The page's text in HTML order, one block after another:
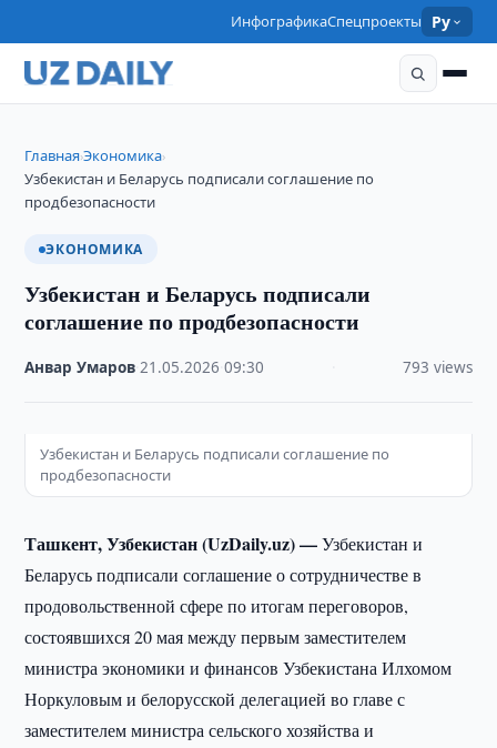
ИнфографикаСпецпроекты Ру
Главная›Экономика›
Узбекистан и Беларусь подписали соглашение по
продбезопасности
ЭКОНОМИКА
Узбекистан и Беларусь подписали
соглашение по продбезопасности
Анвар Умаров ·21.05.2026 ·09:30 793 views
Узбекистан и Беларусь подписали соглашение по
продбезопасности
Ташкент, Узбекистан (UzDaily.uz) —Узбекистан и
Беларусь подписали соглашение о сотрудничестве в
продовольственной сфере по итогам переговоров,
состоявшихся 20 мая между первым заместителем
министра экономики и финансов Узбекистана Илхомом
Норкуловым и белорусской делегацией во главе с
заместителем министра сельского хозяйства и